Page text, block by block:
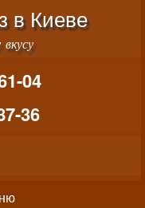
к основному
в Киеве
04
36